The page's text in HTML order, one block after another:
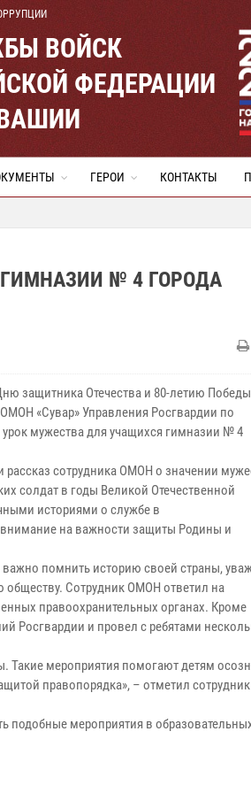
ВОЙСК
ФЕДЕРАЦИИ
ГЕРОИ КОНТАКТЫ
№ 4 ГОРОДА
защитника Отечества и 80-летию
«Сувар» Управления Росгвардии по
мужества для учащихся гимназии № 4
сотрудника ОМОН о значении
солдат в годы Великой Отечественной
историями о службе в
внимание на важности защиты Родины и
важно помнить историю своей страны,
обществу. Сотрудник ОМОН ответил на
правоохранительных органах. Кроме
Росгвардии и провел с ребятами
Такие мероприятия помогают детям
правопорядка», – отметил сотрудник
подобные мероприятия в